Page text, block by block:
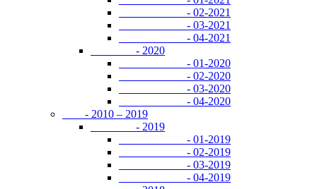
- 02-2021
- 03-2021
- 04-2021
- 2020
- 01-2020
- 02-2020
- 03-2020
- 04-2020
- 2010 – 2019
- 2019
- 01-2019
- 02-2019
- 03-2019
- 04-2019